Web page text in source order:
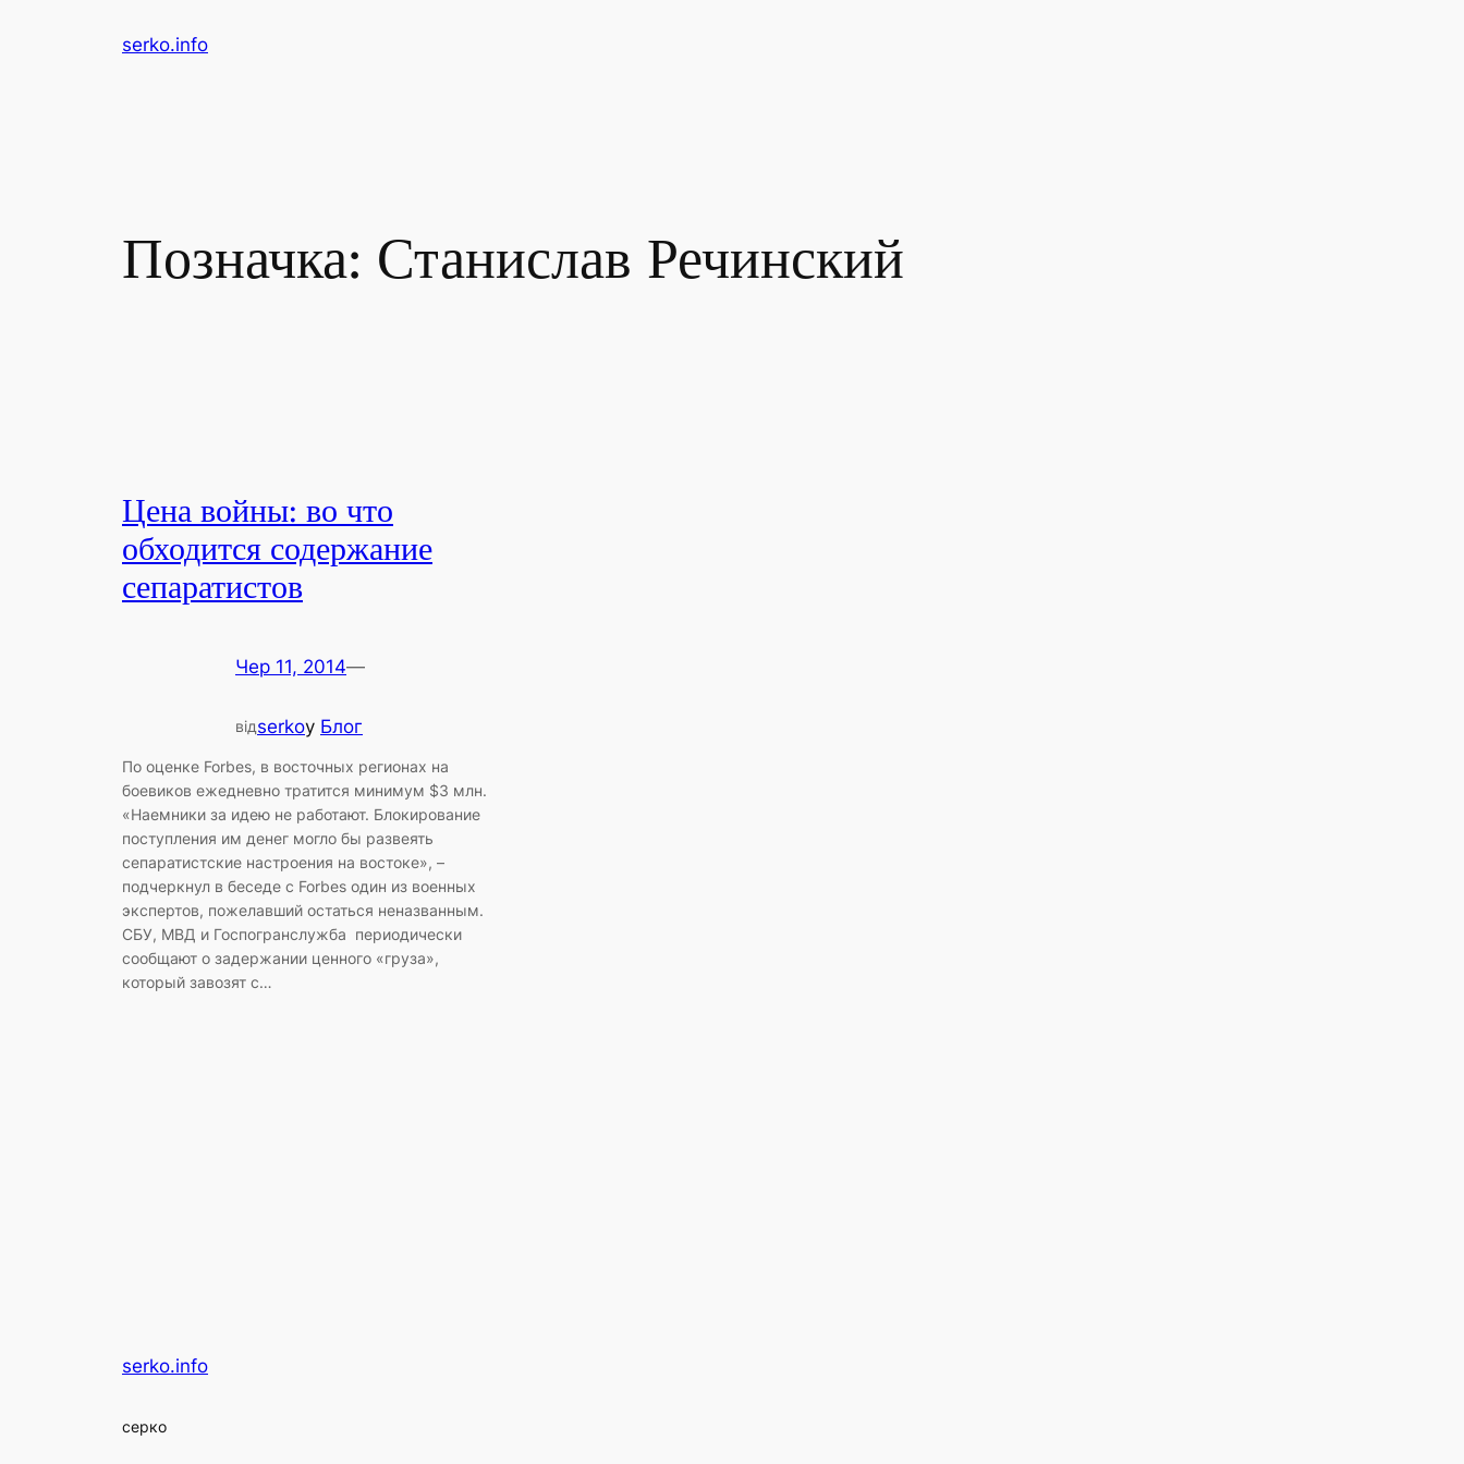
serko.info
Позначка: Станислав Речинский
Цена войны: во что
обходится содержание
сепаратистов
Чер 11, 2014—
відserkoу Блог
По оценке Forbes, в восточных регионах на
боевиков ежедневно тратится минимум $3 млн.
«Наемники за идею не работают. Блокирование
поступления им денег могло бы развеять
сепаратистские настроения на востоке», –
подчеркнул в беседе с Forbes один из военных
экспертов, пожелавший остаться неназванным.
СБУ, МВД и Госпогранслужба периодически
сообщают о задержании ценного «груза»,
который завозят с…
serko.info
серко